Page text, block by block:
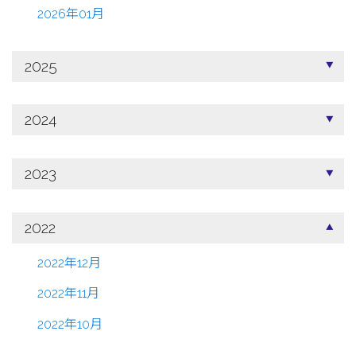
2026年01月
2025
2024
2023
2022
2022年12月
2022年11月
2022年10月